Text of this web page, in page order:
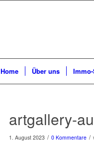
Home Über uns
artgallery-
1. August 2023 / 0 Kommentare /